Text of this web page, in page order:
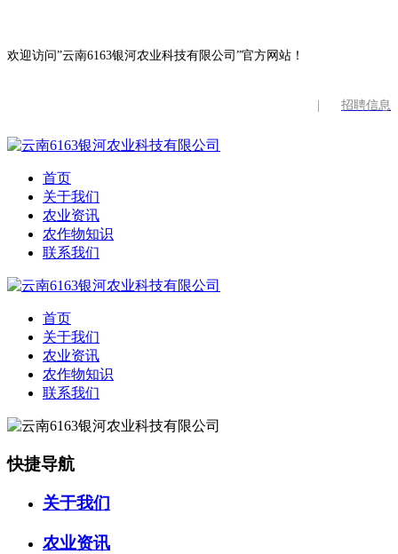
欢迎访问”云南6163银河农业科技有限公司”官方网站！
招聘信息
首页
关于我们
农业资讯
农作物知识
联系我们
首页
关于我们
农业资讯
农作物知识
联系我们
快捷导航
关于我们
农业资讯